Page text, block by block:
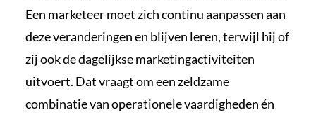
Een marketeer moet zich continu aanpassen aan
deze veranderingen en blijven leren, terwijl hij of
zij ook de dagelijkse marketingactiviteiten
uitvoert. Dat vraagt om een zeldzame
combinatie van operationele vaardigheden én